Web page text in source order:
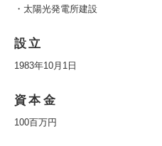
・太陽光発電所建設
設立
1983年10月1日
資本金
100百万円